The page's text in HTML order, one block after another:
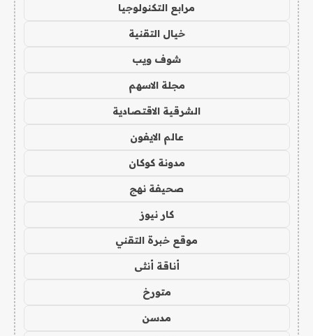
مرابع التكنولوجيا
خيال التقنية
شوف ويب
مجلة الاسهم
الشرقية الاقتصادية
عالم الايفون
مدونة كوكان
صحيفة نهج
كار نيوز
موقع خبرة التقني
أناقة أنثى
متورخ
مدسن